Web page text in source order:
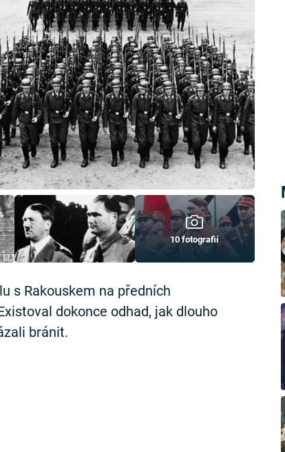
10 fotografií
s Rakouskem na předních
dokonce odhad, jak dlouho
bránit.